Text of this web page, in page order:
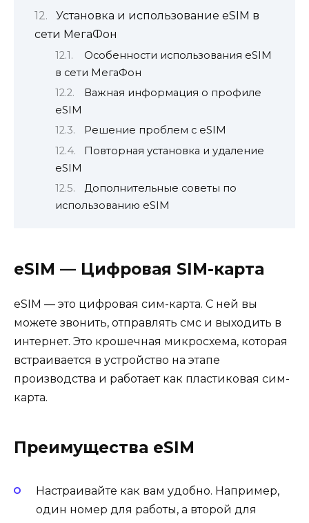
Установка и использование eSIM в
сети МегаФон
Особенности использования eSIM
в сети МегаФон
Важная информация о профиле
eSIM
Решение проблем с eSIM
Повторная установка и удаление
eSIM
Дополнительные советы по
использованию eSIM
eSIM — Цифровая SIM-карта
eSIM — это цифровая сим-карта. С ней вы
можете звонить, отправлять смс и выходить в
интернет. Это крошечная микросхема, которая
встраивается в устройство на этапе
производства и работает как пластиковая сим-
карта.
Преимущества eSIM
Настраивайте как вам удобно. Например,
один номер для работы, а второй для